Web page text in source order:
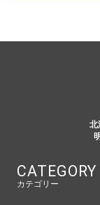
北
CATEGORY
カテゴリー